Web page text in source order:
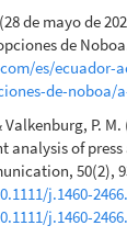
de mayo de
de
es/ecuador-
de-noboa/
Valkenburg, P.
analysis of
50(2),
j.1460-
j.1460-